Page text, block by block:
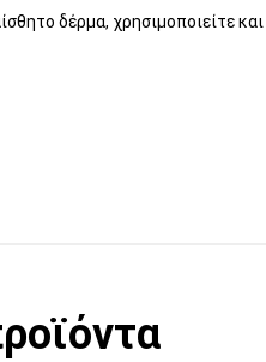
δέρμα, χρησιμοποιείτε